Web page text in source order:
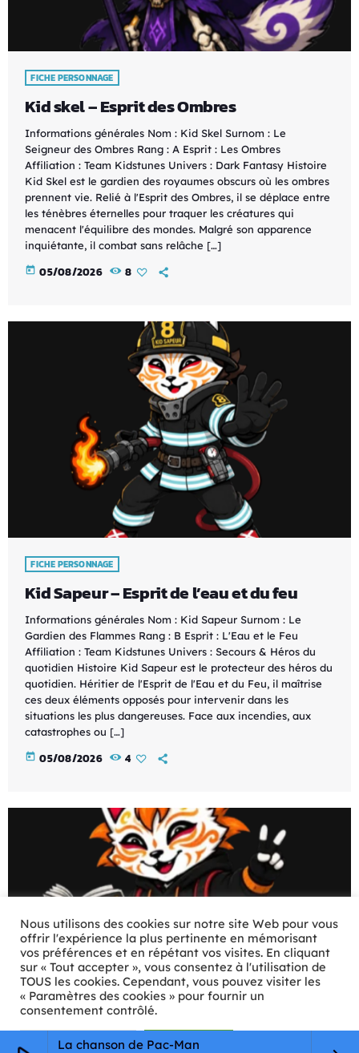
La chanson de Pac-Man
FICHE PERSONNAGE
Kid skel – Esprit des Ombres
Informations générales Nom : Kid Skel Surnom : Le
Seigneur des Ombres Rang : A Esprit : Les Ombres
Affiliation : Team Kidstunes Univers : Dark Fantasy Histoire
Kid Skel est le gardien des royaumes obscurs où les ombres
prennent vie. Relié à l'Esprit des Ombres, il se déplace entre
les ténèbres éternelles pour traquer les créatures qui
menacent l'équilibre des mondes. Malgré son apparence
inquiétante, il combat sans relâche […]
today 05/08/2026 8
FICHE PERSONNAGE
Kid Sapeur – Esprit de l’eau et du feu
Informations générales Nom : Kid Sapeur Surnom : Le
Gardien des Flammes Rang : B Esprit : L'Eau et le Feu
Affiliation : Team Kidstunes Univers : Secours & Héros du
quotidien Histoire Kid Sapeur est le protecteur des héros du
quotidien. Héritier de l'Esprit de l'Eau et du Feu, il maîtrise
ces deux éléments opposés pour intervenir dans les
situations les plus dangereuses. Face aux incendies, aux
catastrophes ou […]
today 05/08/2026 4
Nous utilisons des cookies sur notre site Web pour vous
offrir l'expérience la plus pertinente en mémorisant
vos préférences et en répétant vos visites. En cliquant
sur « Tout accepter », vous consentez à l'utilisation de
TOUS les cookies. Cependant, vous pouvez visiter les
« Paramètres des cookies » pour fournir un
consentement contrôlé.
Paramètres Cookie Tout accepter